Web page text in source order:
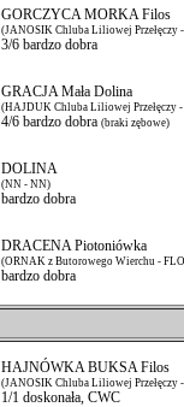
GORCZYCA MORKA Filos
(JANOSIK Chluba Liliowej
3/6 bardzo dobra
GRACJA Mała Dolina
(HAJDUK Chluba Liliowej Przełęczy
4/6 bardzo dobra (braki zębowe)
DOLINA
(NN - NN)
bardzo dobra
DRACENA Piotoniówka
(ORNAK z Butorowego Wierchu -
bardzo dobra
HAJNÓWKA BUKSA Filos
(JANOSIK Chluba Liliowej Przełęczy
1/1 doskonała, CWC